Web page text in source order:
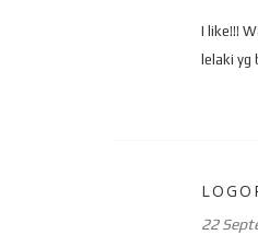
I like!!!
lelaki yg
22